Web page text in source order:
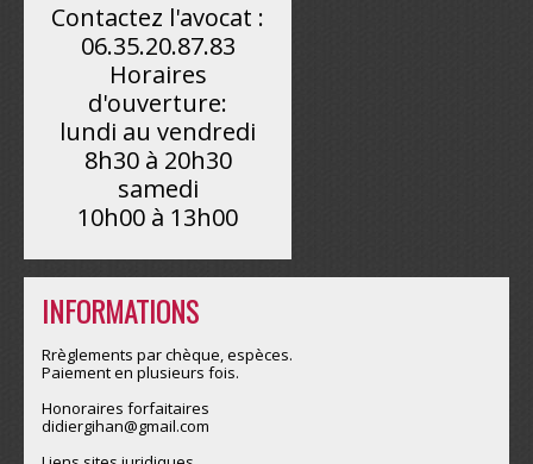
Contactez l'avocat :
06.35.20.87.83
Horaires
d'ouverture:
lundi au vendredi
8h30 à 20h30
samedi
10h00 à 13h00
INFORMATIONS
Rrèglements par chèque, espèces.
Paiement en plusieurs fois.
Honoraires forfaitaires
didiergihan@gmail.com